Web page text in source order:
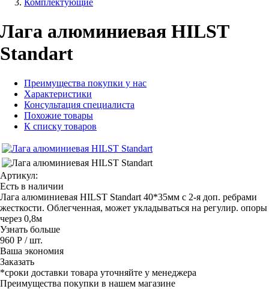
Комплектующие
Лага алюминиевая HILST
Standart
Преимущества покупки у нас
Характеристики
Консультация специалиста
Похожие товары
К списку товаров
Артикул:
Есть в наличии
Лага алюминиевая HILST Standart 40*35мм с 2-я доп. ребрами
жесткости. Облегченная, может укладываться на регулир. опоры
через 0,8м
Узнать больше
960 Р / шт.
Ваша экономия
Заказать
*сроки доставки товара уточняйте у менеджера
Преимущества покупки в нашем магазине